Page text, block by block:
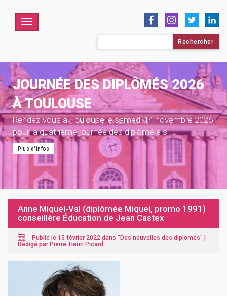
Menu
JOURNÉE DES DIPLÔMÉS 2026
À TOULOUSE
Rendez-vous à Toulouse le samedi 14 novembre 2026
pour la quatrième journée des diplômé·e·s !
Plus d'infos
Anne Miquel-Val (diplômée Miquel, promo 1991)
conseillère Éducation de Jean Castex
Publié le 15 février 2022 dans "Des nouvelles des diplômés" |
Rédigé par Pierre-Henri Picard